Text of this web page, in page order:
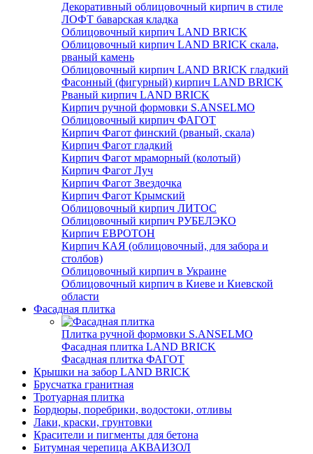
Декоративный облицовочный кирпич в стиле
ЛОФТ баварская кладка
Облицовочный кирпич LAND BRICK
Облицовочный кирпич LAND BRICK скала,
рваный камень
Облицовочный кирпич LAND BRICK гладкий
Фасонный (фигурный) кирпич LAND BRICK
Рваный кирпич LAND BRICK
Кирпич ручной формовки S.ANSELMO
Облицовочный кирпич ФАГОТ
Кирпич Фагот финский (рваный, скала)
Кирпич Фагот гладкий
Кирпич Фагот мраморный (колотый)
Кирпич Фагот Луч
Кирпич Фагот Звездочка
Кирпич Фагот Крымский
Облицовочный кирпич ЛИТОС
Облицовочный кирпич РУБЕЛЭКО
Кирпич ЕВРОТОН
Кирпич КАЯ (облицовочный, для забора и
столбов)
Облицовочный кирпич в Украине
Облицовочный кирпич в Киеве и Киевской
области
Фасадная плитка
Плитка ручной формовки S.ANSELMO
Фасадная плитка LAND BRICK
Фасадная плитка ФАГОТ
Крышки на забор LAND BRICK
Брусчатка гранитная
Тротуарная плитка
Бордюры, поребрики, водостоки, отливы
Лаки, краски, грунтовки
Красители и пигменты для бетона
Битумная черепица АКВАИЗОЛ